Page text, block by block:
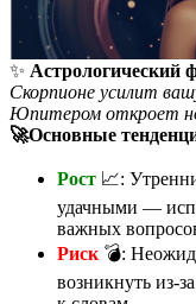
✨ Астрологический
Скорпионе усилит
Юпитером откроет
🚀Основные
Рост 📈:
удачными —
важных
Риск 💣:
возникнуть из-